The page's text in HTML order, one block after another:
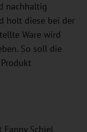
nachhaltig
holt diese bei der
Ware wird
So soll die
Fanny Schiel.